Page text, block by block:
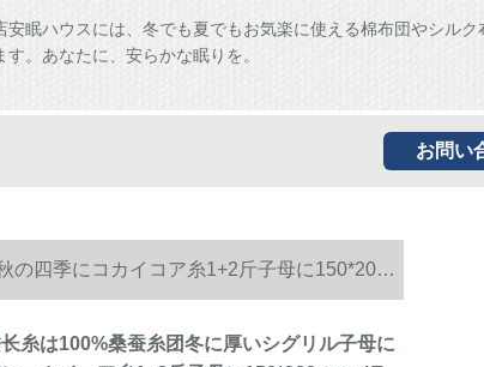
安眠ハウスには、冬でも夏でもお気楽に使える棉布団やシルク
。あなたに、安らかな眠りを。
お問い
の四季にコカイコア糸1+2斤子母に150*200
糸は100%桑蚕糸团冬に厚いシグリル子母に